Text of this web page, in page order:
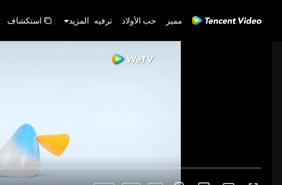
مميز حب الأولاد ترفيه المزيد | استكشاف